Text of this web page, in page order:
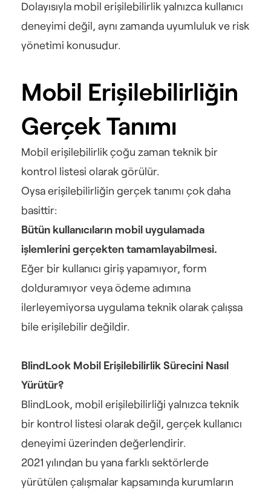
Dolayısıyla mobil erişilebilirlik yalnızca kullanıcı
deneyimi değil, aynı zamanda uyumluluk ve risk
yönetimi konusudur.
Mobil Erişilebilirliğin
Gerçek Tanımı
Mobil erişilebilirlik çoğu zaman teknik bir
kontrol listesi olarak görülür.
Oysa erişilebilirliğin gerçek tanımı çok daha
basittir:
Bütün kullanıcıların mobil uygulamada
işlemlerini gerçekten tamamlayabilmesi.
Eğer bir kullanıcı giriş yapamıyor, form
dolduramıyor veya ödeme adımına
ilerleyemiyorsa uygulama teknik olarak çalışsa
bile erişilebilir değildir.
BlindLook Mobil Erişilebilirlik Sürecini Nasıl
Yürütür?
BlindLook, mobil erişilebilirliği yalnızca teknik
bir kontrol listesi olarak değil, gerçek kullanıcı
deneyimi üzerinden değerlendirir.
2021 yılından bu yana farklı sektörlerde
yürütülen çalışmalar kapsamında kurumların